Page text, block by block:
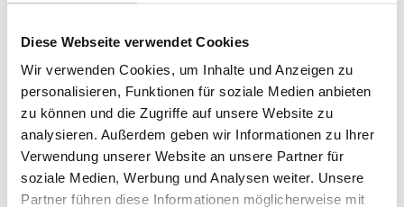
Diese Webseite verwendet Cookies
Wir verwenden Cookies, um Inhalte und Anzeigen zu
personalisieren, Funktionen für soziale Medien anbieten
zu können und die Zugriffe auf unsere Website zu
analysieren. Außerdem geben wir Informationen zu Ihrer
Verwendung unserer Website an unsere Partner für
soziale Medien, Werbung und Analysen weiter. Unsere
Partner führen diese Informationen möglicherweise mit
Inkl. MwSt.
• Auf Lager
Inkl. MwSt.
• Auf Lager